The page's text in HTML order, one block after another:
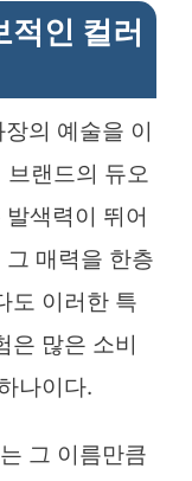
인 컬러
의 예술을 이
랜드의 듀오
색력이 뛰어
매력을 한층
도 이러한 특
은 많은 소비
나이다.
그 이름만큼